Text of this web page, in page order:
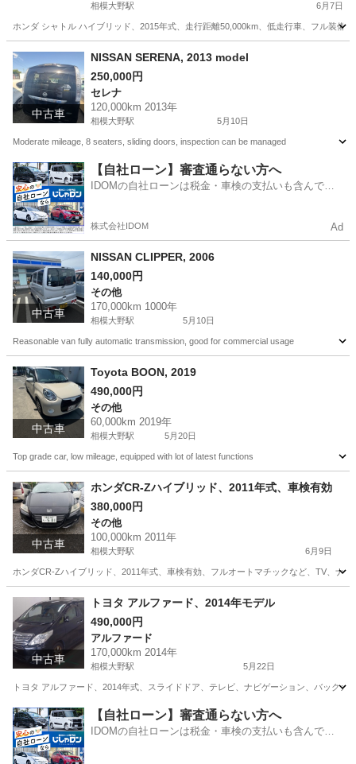
相模大野駅 6月7日
ホンダ シャトル ハイブリッド、2015年式、走行距離50,000km、低走行車、フル装備
神奈川 相模原市
中古車
NISSAN SERENA, 2013 model
250,000円
セレナ
120,000km 2013年
相模大野駅 5月10日
Moderate mileage, 8 seaters, sliding doors, inspection can be managed
神奈川 相模原市 相模大野駅 セレナ
【自社ローン】審査通らない方へ
IDOMの自社ローンは税金・車検の支払いも含んでい
株式会社IDOM Ad
中古車
NISSAN CLIPPER, 2006
140,000円
その他
170,000km 1000年
相模大野駅 5月10日
Reasonable van fully automatic transmission, good for commercial usage
神奈川 相模原市
中古車
Toyota BOON, 2019
490,000円
その他
60,000km 2019年
相模大野駅 5月20日
Top grade car, low mileage, equipped with lot of latest functions
神奈川 相模原市 相模大野駅 その他
中古車
ホンダCR-Zハイブリッド、2011年式、車検有効
380,000円
その他
100,000km 2011年
相模大野駅 6月9日
ホンダCR-Zハイブリッド、2011年式、車検有効、フルオートマチックなど、TV、ナ
神奈川 相模原市 相模大野駅 その他 ハイブリッド
中古車
トヨタ アルファード、2014年モデル
490,000円
アルファード
170,000km 2014年
相模大野駅 5月22日
トヨタ アルファード、2014年式、スライドドア、テレビ、ナビゲーション、バックカ
神奈川 相模原市 相模大野駅 アルファード スライドドア
【自社ローン】審査通らない方へ
IDOMの自社ローンは税金・車検の支払いも含んでい